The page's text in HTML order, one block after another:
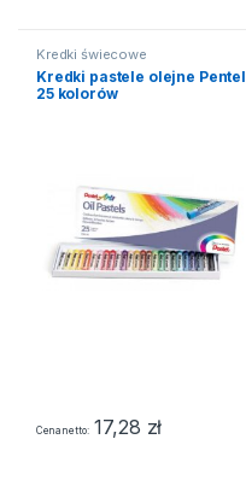
Kredki świecowe
Kredki pastele olejne Pentel
25 kolorów
Cena netto 17,28 zł